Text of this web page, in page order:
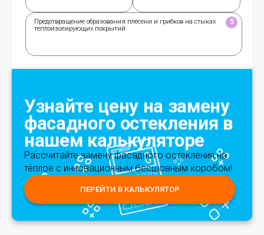
Предотвращение образования плесени и грибков на стыках
теплоизолирующих покрытий
5
Узнайте цену на замену
фасадного остекления в
нашем калькуляторе
Рассчитайте замену фасадного остекления на
тёплое с инновационным бесшовным коробом!
ПЕРЕЙТИ В КАЛЬКУЛЯТОР